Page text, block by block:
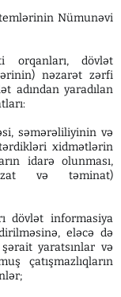
Nümunəvi
dövlət
nəzarət zərfi
adından yaradılan
səmərəliliyinin və
xidmətlərin
idarə olunması,
və təminat)
dövlət informasiya
eləcə də
yaratsınlar və
çatışmazlıqların